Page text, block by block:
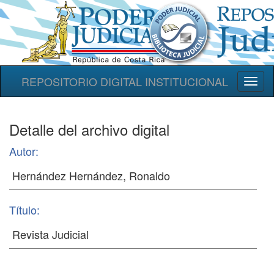
REPOSITORIO DIGITAL INSTITUCIONAL
Detalle del archivo digital
Autor:
Título: